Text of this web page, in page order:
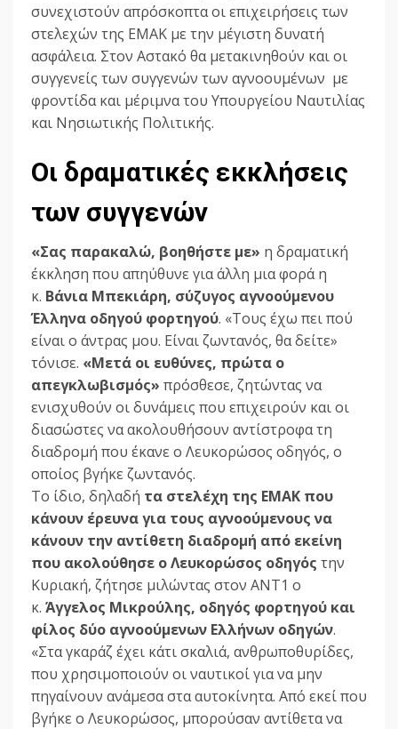
συνεχιστούν απρόσκοπτα οι επιχειρήσεις των
στελεχών της ΕΜΑΚ με την μέγιστη δυνατή
ασφάλεια. Στον Αστακό θα μετακινηθούν και οι
συγγενείς των συγγενών των αγνοουμένων με
φροντίδα και μέριμνα του Υπουργείου Ναυτιλίας
και Νησιωτικής Πολιτικής.
Οι δραματικές εκκλήσεις
των συγγενών
«Σας παρακαλώ, βοηθήστε με» η δραματική
έκκληση που απηύθυνε για άλλη μια φορά η
κ. Βάνια Μπεκιάρη, σύζυγος αγνοούμενου
Έλληνα οδηγού φορτηγού. «Τους έχω πει πού
είναι ο άντρας μου. Είναι ζωντανός, θα δείτε»
τόνισε. «Μετά οι ευθύνες, πρώτα ο
απεγκλωβισμός» πρόσθεσε, ζητώντας να
ενισχυθούν οι δυνάμεις που επιχειρούν και οι
διασώστες να ακολουθήσουν αντίστροφα τη
διαδρομή που έκανε ο Λευκορώσος οδηγός, ο
οποίος βγήκε ζωντανός.
Το ίδιο, δηλαδή τα στελέχη της ΕΜΑΚ που
κάνουν έρευνα για τους αγνοούμενους να
κάνουν την αντίθετη διαδρομή από εκείνη
που ακολούθησε ο Λευκορώσος οδηγός την
Κυριακή, ζήτησε μιλώντας στον ΑΝΤ1 ο
κ. Άγγελος Μικρούλης, οδηγός φορτηγού και
φίλος δύο αγνοούμενων Ελλήνων οδηγών.
«Στα γκαράζ έχει κάτι σκαλιά, ανθρωποθυρίδες,
που χρησιμοποιούν οι ναυτικοί για να μην
πηγαίνουν ανάμεσα στα αυτοκίνητα. Από εκεί που
βγήκε ο Λευκορώσος, μπορούσαν αντίθετα να